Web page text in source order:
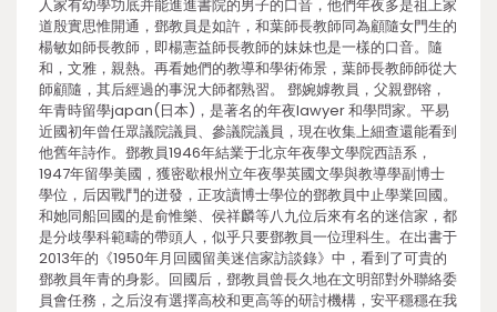
人家有幼學功底并能進進書院的男子的口音，他們年夜多是祖上家
道殷實思惟開通，鄧教員是如許，和葉師長教師同為顧隨女門生的
楊敏如師長教師，即楊憲益師長教師的妹妹也是一樣的口音。隨
和，文雅，親熱。再看她們的教導和學術佈景，葉師長教師師從大
師顧隨，其后經過的事況大師都熟習。 鄧婉嫭教員，父親鄧镕，
年青時留學japan(日本)，是著名的年夜lawyer 和學問家。平易
近國初年曾任眾議院議員、參議院議員，現在收集上細查還能看到
他舊年詩作。鄧教員1946年結業于北京年夜學文學院西語系，
1947年留學美國，獲密歇根州立年夜學英國文學與教導學副博士
學位，后因戰鬥的迸發，正攻讀博士學位的鄧教員中止學業回國。
和她同船回國的是俞惟樂、侯祥麟等八九位后來有名的迷信家，都
是分歧學科範疇的帶頭人，似乎只要鄧教員一位理科生。在出書于
2013年的《1950年月回國留美迷信家訪談錄》中，看到了可貴的
鄧教員年青的身影。回國后，鄧教員曾長久地在文明部對外聯絡委
員會任務，之后沒有選擇高校和更高等的研討機構，安平穩穩在我